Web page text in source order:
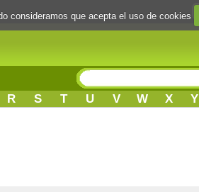
R S T U V W X Y
consideramos que acepta el uso de cookies